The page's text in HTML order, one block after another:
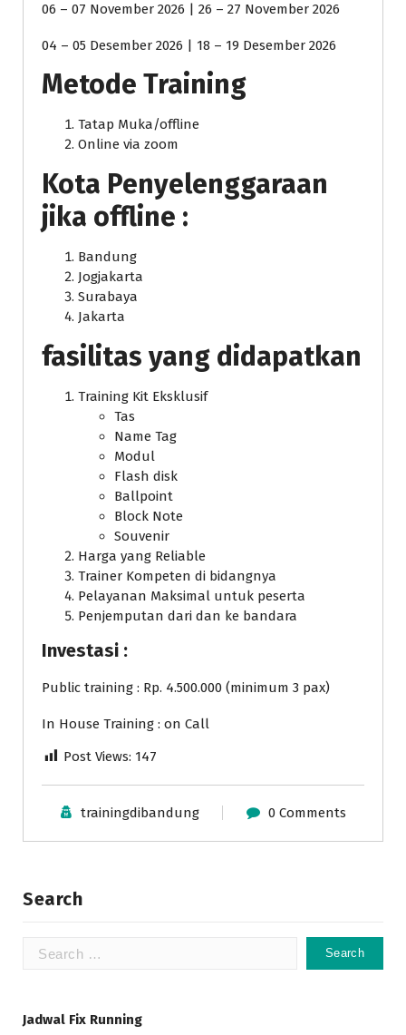
06 – 07 November 2026 | 26 – 27 November 2026
04 – 05 Desember 2026 | 18 – 19 Desember 2026
Metode Training
Tatap Muka/offline
Online via zoom
Kota Penyelenggaraan
jika offline :
Bandung
Jogjakarta
Surabaya
Jakarta
fasilitas yang didapatkan
Training Kit Eksklusif
Tas
Name Tag
Modul
Flash disk
Ballpoint
Block Note
Souvenir
Harga yang Reliable
Trainer Kompeten di bidangnya
Pelayanan Maksimal untuk peserta
Penjemputan dari dan ke bandara
Investasi :
Public training : Rp. 4.500.000 (minimum 3 pax)
In House Training : on Call
Post Views: 147
trainingdibandung 0 Comments
Search
Search
Jadwal Fix Running